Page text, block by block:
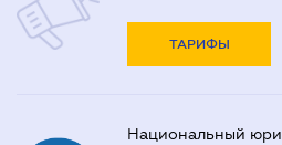
ТАРИФЫ
Национальный